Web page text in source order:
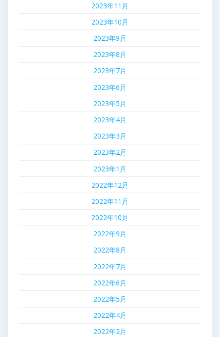
2023年11月
2023年10月
2023年9月
2023年8月
2023年7月
2023年6月
2023年5月
2023年4月
2023年3月
2023年2月
2023年1月
2022年12月
2022年11月
2022年10月
2022年9月
2022年8月
2022年7月
2022年6月
2022年5月
2022年4月
2022年2月